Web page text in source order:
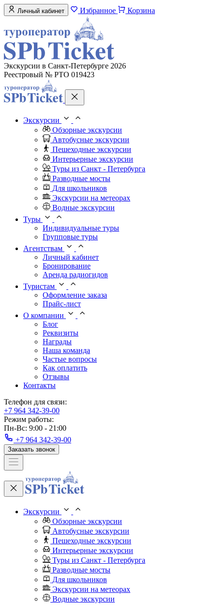
Личный кабинет Избранное Корзина
Экскурсии в Санкт-Петербурге 2026
Реестровый № РТО 019423
Экскурсии
Обзорные экскурсии
Автобусные экскурсии
Пешеходные экскурсии
Интерьерные экскурсии
Туры из Санкт - Петербурга
Разводные мосты
Для школьников
Экскурсии на метеорах
Водные экскурсии
Туры
Индивидуальные туры
Групповые туры
Агентствам
Личный кабинет
Бронирование
Аренда радиогидов
Туристам
Оформление заказа
Прайс-лист
О компании
Блог
Реквизиты
Награды
Наша команда
Частые вопросы
Как оплатить
Отзывы
Контакты
Телефон для связи:
+7 964 342-39-00
Режим работы:
Пн-Вс: 9:00 - 21:00
+7 964 342-39-00
Заказать звонок
Экскурсии
Обзорные экскурсии
Автобусные экскурсии
Пешеходные экскурсии
Интерьерные экскурсии
Туры из Санкт - Петербурга
Разводные мосты
Для школьников
Экскурсии на метеорах
Водные экскурсии